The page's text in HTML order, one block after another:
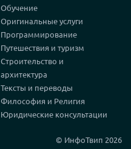
Обучение
Оригинальные услуги
Программирование
Путешествия и туризм
Строительство и
архитектура
Тексты и переводы
Философия и Религия
Юридические консультации
© ИнфоТвип 2026